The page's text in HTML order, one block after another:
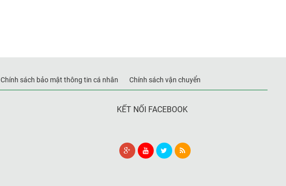
Chính sách bảo mật thông tin cá nhân Chính sách vận chuyển
KẾT NỐI FACEBOOK